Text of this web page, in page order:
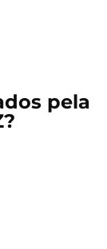
pela